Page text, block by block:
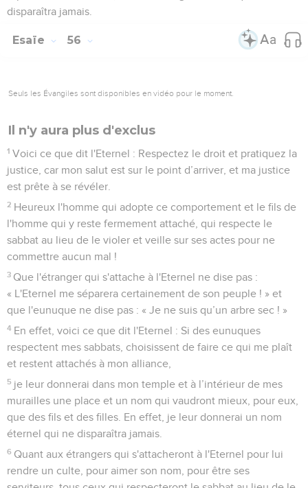
disparaîtra jamais.
Esaïe 56
Seuls les Évangiles sont disponibles en vidéo pour le moment.
Il n'y aura plus d'exclus
1 Voici ce que dit l'Eternel : Respectez le droit et pratiquez la
justice, car mon salut est sur le point d’arriver, et ma justice
est prête à se révéler.
2 Heureux l'homme qui adopte ce comportement et le fils de
l'homme qui y reste fermement attaché, qui respecte le
sabbat au lieu de le violer et veille sur ses actes pour ne
commettre aucun mal !
3 Que l'étranger qui s'attache à l'Eternel ne dise pas :
« L'Eternel me séparera certainement de son peuple ! » et
que l'eunuque ne dise pas : « Je ne suis qu’un arbre sec ! »
4 En effet, voici ce que dit l'Eternel : Si des eunuques
respectent mes sabbats, choisissent de faire ce qui me plaît
et restent attachés à mon alliance,
5 je leur donnerai dans mon temple et à l’intérieur de mes
murailles une place et un nom qui vaudront mieux, pour eux,
que des fils et des filles. En effet, je leur donnerai un nom
éternel qui ne disparaîtra jamais.
6 Quant aux étrangers qui s'attacheront à l'Eternel pour lui
rendre un culte, pour aimer son nom, pour être ses